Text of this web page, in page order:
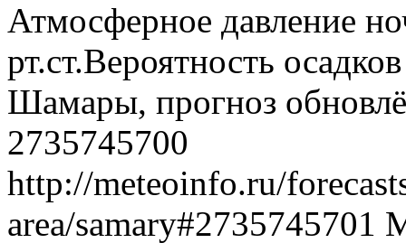
Атмосферное давление
рт.ст.Вероятность
Шамары, прогноз
2735745700
http://meteoinfo.ru/
area/samary#2735745701